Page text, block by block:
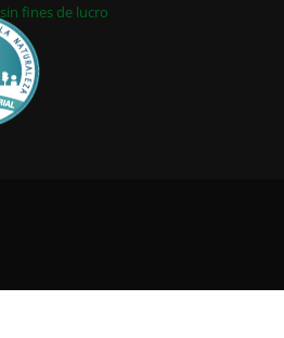
sin fines de lucro